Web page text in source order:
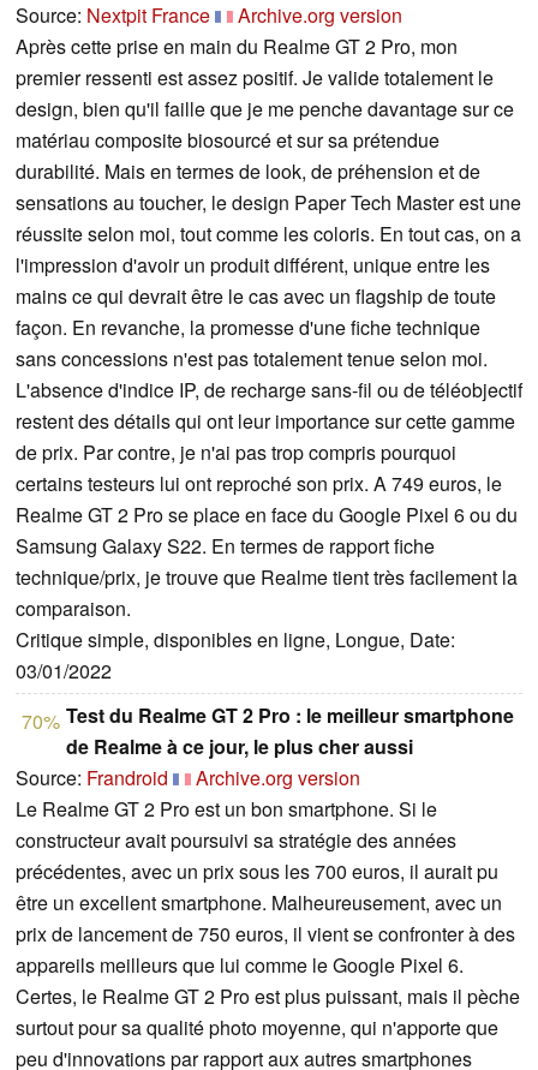
Source: Nextpit France
Archive.org version
Après cette prise en main du Realme GT 2 Pro, mon
premier ressenti est assez positif. Je valide totalement le
design, bien qu'il faille que je me penche davantage sur ce
matériau composite biosourcé et sur sa prétendue
durabilité. Mais en termes de look, de préhension et de
sensations au toucher, le design Paper Tech Master est une
réussite selon moi, tout comme les coloris. En tout cas, on a
l'impression d'avoir un produit différent, unique entre les
mains ce qui devrait être le cas avec un flagship de toute
façon. En revanche, la promesse d'une fiche technique
sans concessions n'est pas totalement tenue selon moi.
L'absence d'indice IP, de recharge sans-fil ou de téléobjectif
restent des détails qui ont leur importance sur cette gamme
de prix. Par contre, je n'ai pas trop compris pourquoi
certains testeurs lui ont reproché son prix. A 749 euros, le
Realme GT 2 Pro se place en face du Google Pixel 6 ou du
Samsung Galaxy S22. En termes de rapport fiche
technique/prix, je trouve que Realme tient très facilement la
comparaison.
Critique simple, disponibles en ligne, Longue, Date:
03/01/2022
70% Test du Realme GT 2 Pro : le meilleur smartphone
de Realme à ce jour, le plus cher aussi
Source: Frandroid
Archive.org version
Le Realme GT 2 Pro est un bon smartphone. Si le
constructeur avait poursuivi sa stratégie des années
précédentes, avec un prix sous les 700 euros, il aurait pu
être un excellent smartphone. Malheureusement, avec un
prix de lancement de 750 euros, il vient se confronter à des
appareils meilleurs que lui comme le Google Pixel 6.
Certes, le Realme GT 2 Pro est plus puissant, mais il pèche
surtout pour sa qualité photo moyenne, qui n'apporte que
peu d'innovations par rapport aux autres smartphones